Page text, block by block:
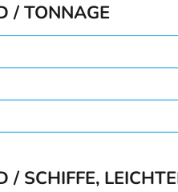
/ TONNAGE
/ SCHIFFE,